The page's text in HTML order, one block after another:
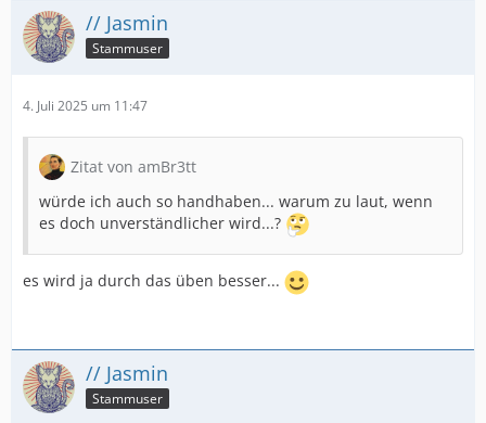
// Jasmin
Stammuser
4. Juli 2025 um 11:47
Zitat von amBr3tt
würde ich auch so handhaben... warum zu laut, wenn
es doch unverständlicher wird...?
es wird ja durch das üben besser...
// Jasmin
Stammuser